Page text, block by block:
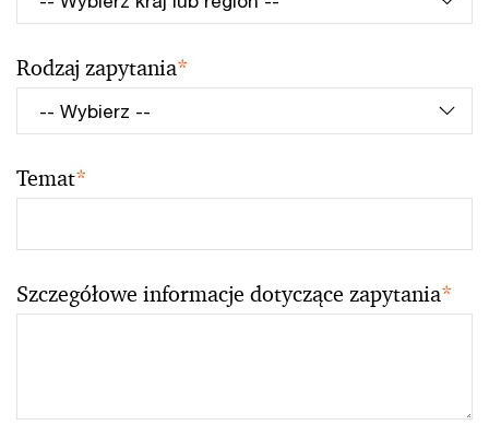
Rodzaj zapytania*
Temat*
Szczegółowe informacje dotyczące zapytania*